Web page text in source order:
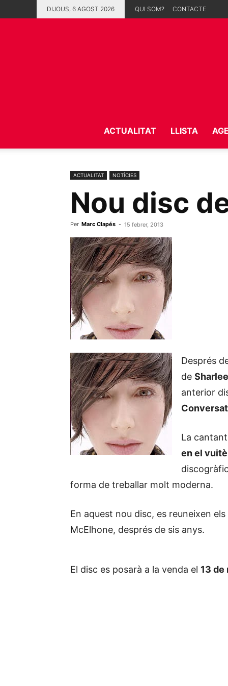
DIJOUS, 6 AGOST 2026 QUI SOM? CONTACTE
ACTUALITAT LLISTA
ACTUALITAT NOTÍCIES
Nou disc
Per Marc Clapés - 15 febrer, 2013
Després
de
anterior
La
en el
forma de treballar molt moderna.
En aquest nou disc, es reuneixen
McElhone, després de sis anys.
El disc es posarà a la venda el 13 de